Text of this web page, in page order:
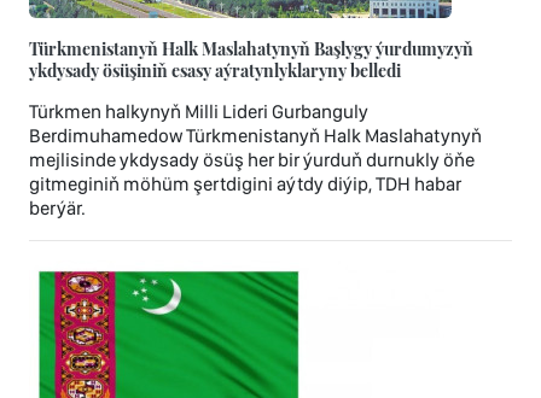
Türkmenistanyň Halk Maslahatynyň Başlygy ýurdumyzyň
ykdysady ösüşiniň esasy aýratynlyklaryny belledi
Türkmen halkynyň Milli Lideri Gurbanguly
Berdimuhamedow Türkmenistanyň Halk Maslahatynyň
mejlisinde ykdysady ösüş her bir ýurduň durnukly öňe
gitmeginiň möhüm şertdigini aýtdy diýip, TDH habar
berýär.